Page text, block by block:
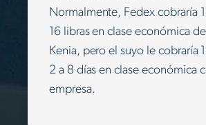
Normalmente, Fedex cobraría
16 libras en clase económica
Kenia, pero el suyo le cobraría
2 a 8 días en clase económica
empresa.